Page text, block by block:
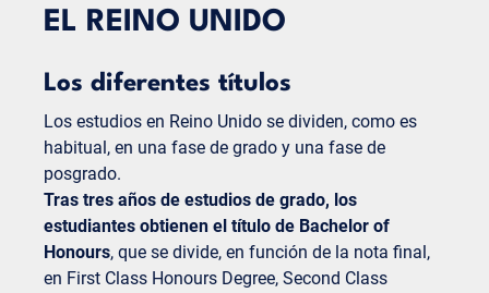
EL REINO UNIDO
Los diferentes títulos
Los estudios en Reino Unido se dividen, como es
habitual, en una fase de grado y una fase de
posgrado.
Tras tres años de estudios de grado, los
estudiantes obtienen el título de Bachelor of
Honours, que se divide, en función de la nota final,
en First Class Honours Degree, Second Class